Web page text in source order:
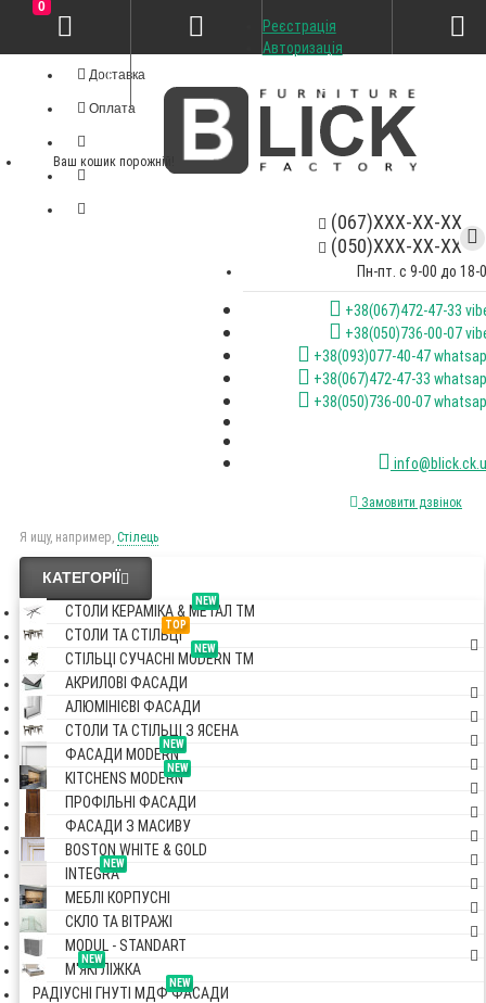
Доставка
Оплата
(067)XXX-XX-XX
(050)XXX-XX-XX
Пн-пт. с 9-00 до 18-
+38(067)472-47-33
+38(050)736-00-07
+38(093)077-40-47
+38(067)472-47-33
+38(050)736-00-07
Замовити дзвінок
Я ищу, например, Стілець
Реєстрація
Авторизація
0
Ваш кошик порожній!
КАТЕГОРІЇ
NEW
СТОЛИ КЕРАМІКА & МЕТАЛ TM
TOP
СТОЛИ ТА СТІЛЬЦІ
NEW
СТІЛЬЦІ СУЧАСНІ MODERN TM
АКРИЛОВІ ФАСАДИ
АЛЮМІНІЄВІ ФАСАДИ
СТОЛИ ТА СТІЛЬЦІ З ЯСЕНА
NEW
ФАСАДИ MODERN
NEW
KITCHENS MODERN
ПРОФІЛЬНІ ФАСАДИ
ФАСАДИ З МАСИВУ
BOSTON WHITE & GOLD
NEW
INTEGRA
МЕБЛІ КОРПУСНІ
СКЛО ТА ВІТРАЖІ
MODUL - STANDART
NEW
М'ЯКІ ЛІЖКА
NEW
РАДІУСНІ ГНУТІ МДФ ФАСАДИ